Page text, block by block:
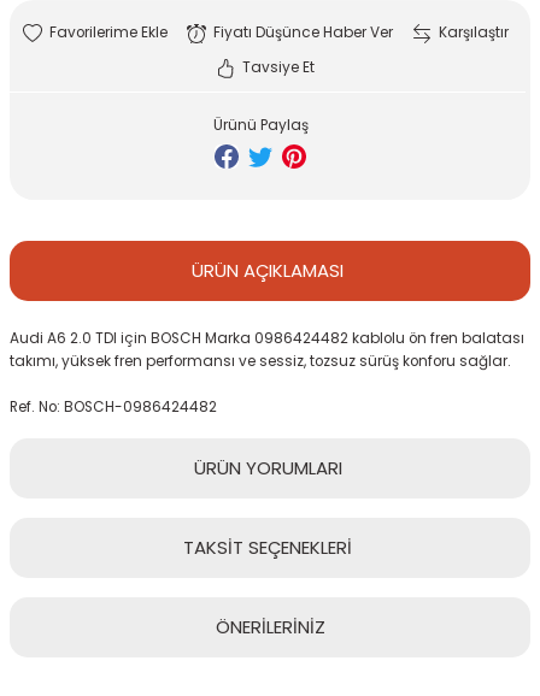
Fiyatı Düşünce Haber Ver
Karşılaştır
Tavsiye Et
Ürünü Paylaş
ÜRÜN AÇIKLAMASI
Audi A6 2.0 TDI için BOSCH Marka 0986424482 kablolu ön fren balatası
takımı, yüksek fren performansı ve sessiz, tozsuz sürüş konforu sağlar.
Ref. No: BOSCH-0986424482
ÜRÜN YORUMLARI
TAKSİT SEÇENEKLERİ
ÖNERİLERİNİZ